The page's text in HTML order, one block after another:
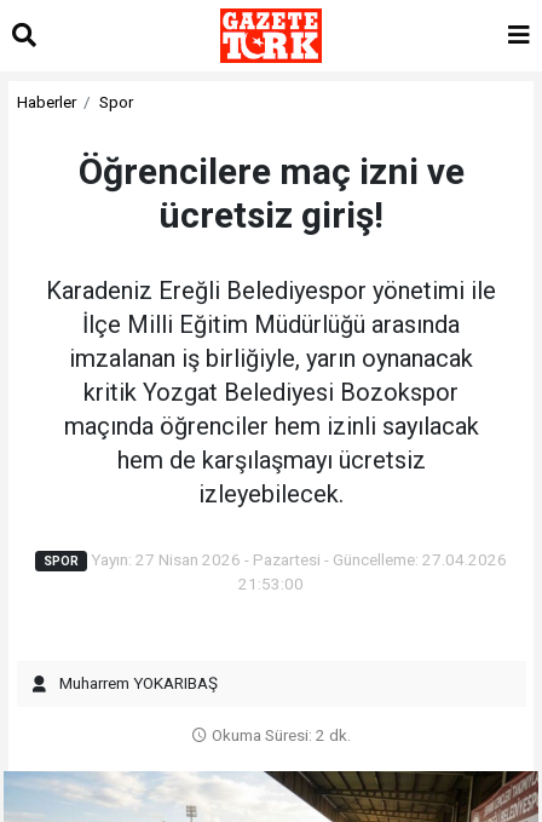
Haberler Spor
Öğrencilere maç izni ve
ücretsiz giriş!
Karadeniz Ereğli Belediyespor yönetimi ile
İlçe Milli Eğitim Müdürlüğü arasında
imzalanan iş birliğiyle, yarın oynanacak
kritik Yozgat Belediyesi Bozokspor
maçında öğrenciler hem izinli sayılacak
hem de karşılaşmayı ücretsiz
izleyebilecek.
SPOR
Yayın: 27 Nisan 2026 - Pazartesi - Güncelleme: 27.04.2026
21:53:00
Muharrem YOKARIBAŞ
Okuma Süresi: 2 dk.